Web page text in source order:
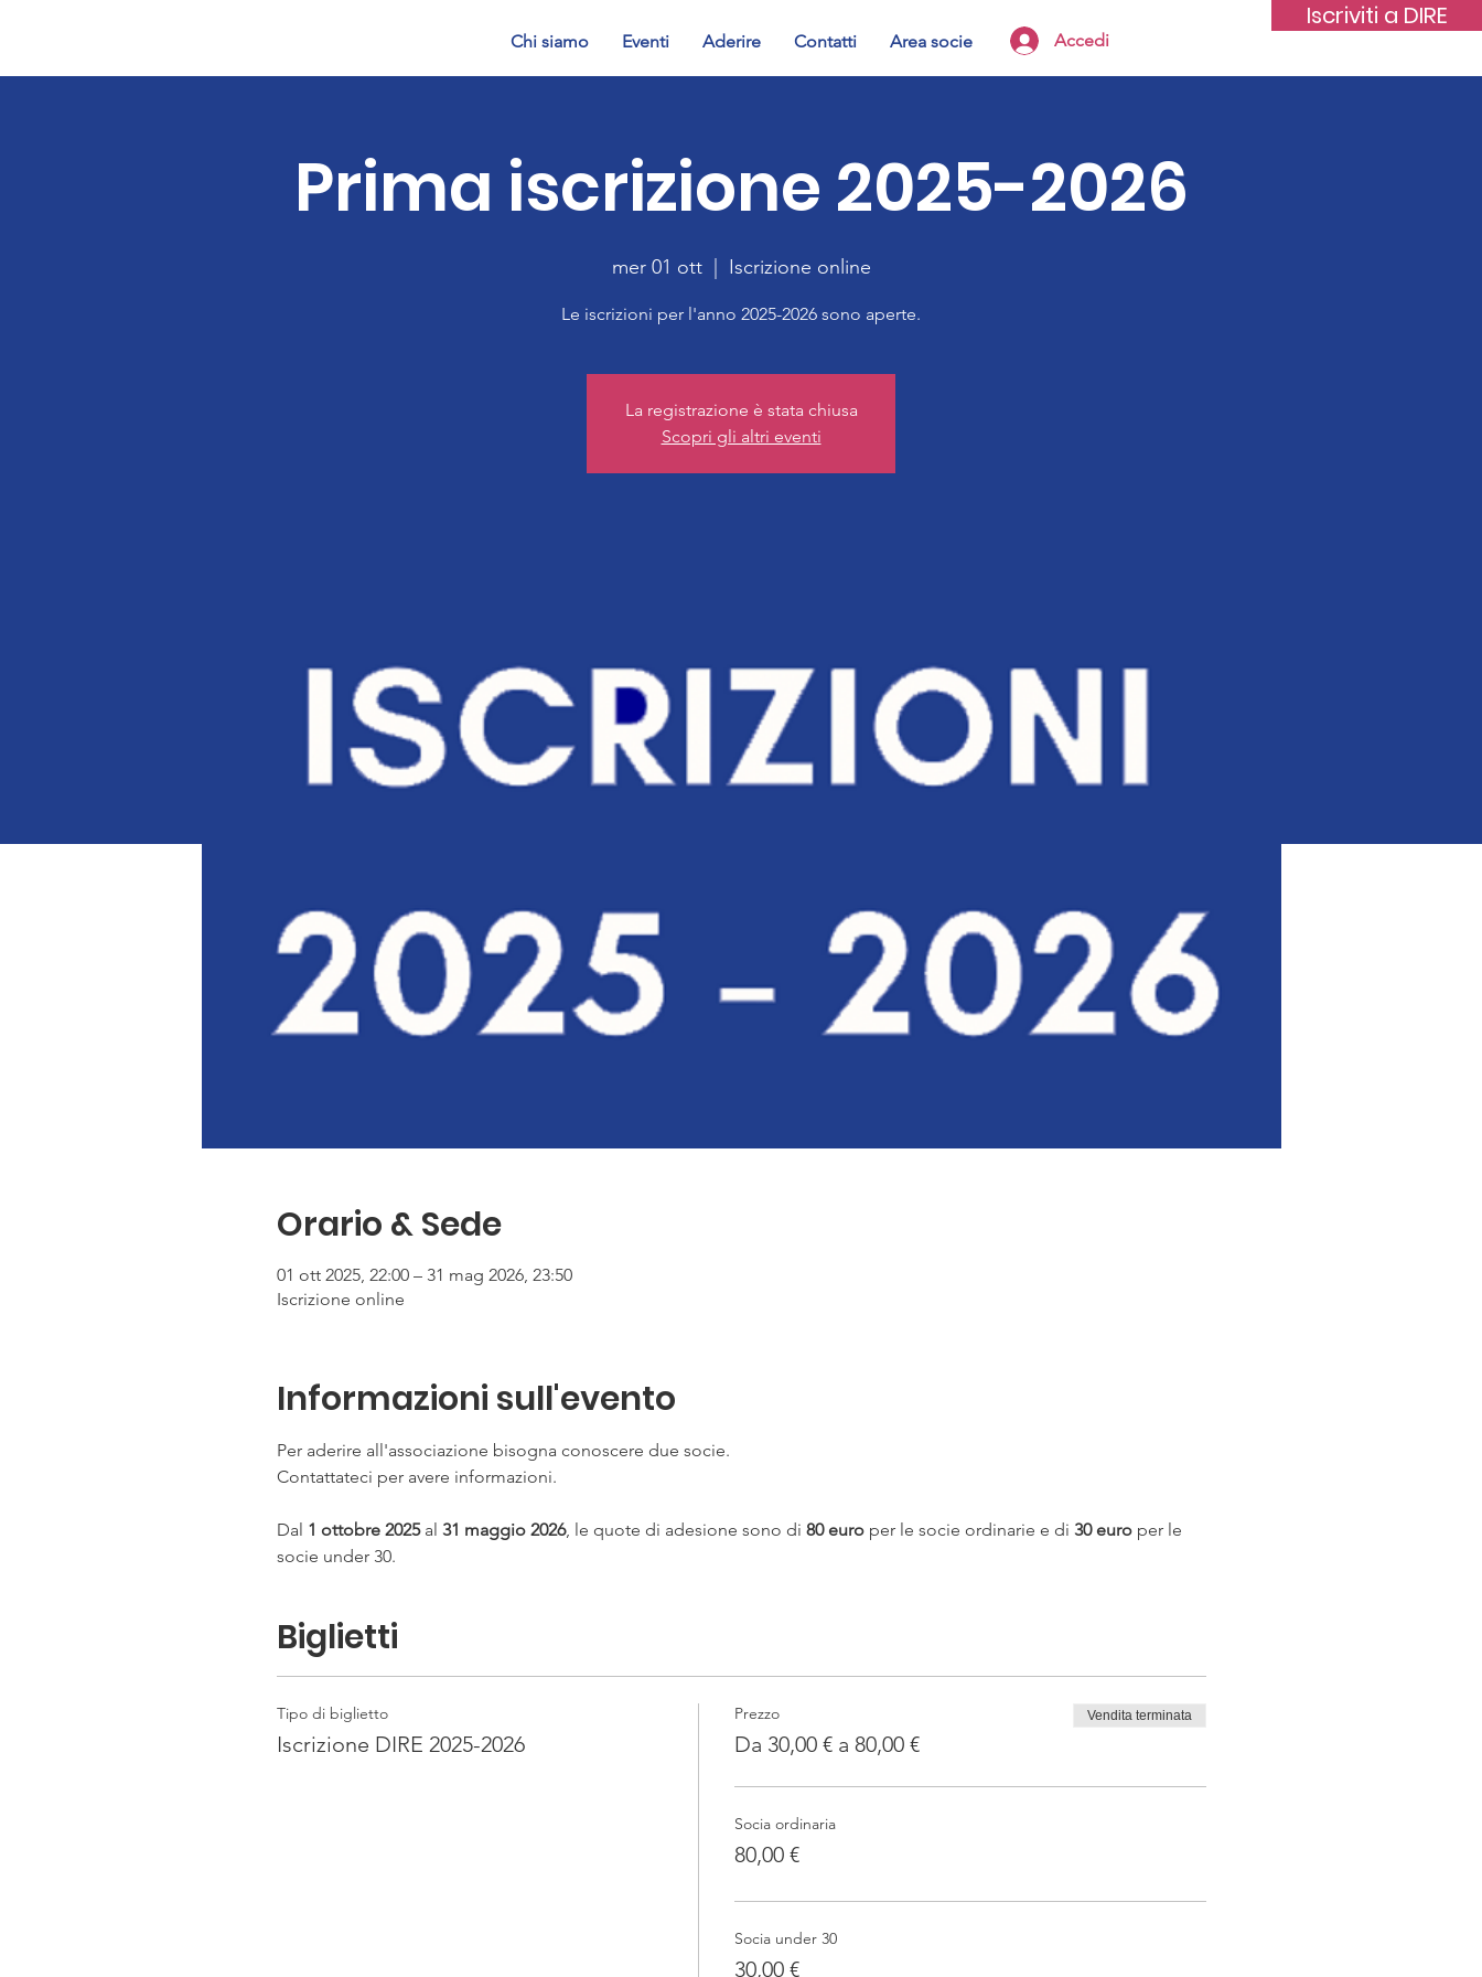
Iscriviti a DIRE
Chi siamo Eventi Aderire Contatti Area socie Accedi
Prima iscrizione 2025-2026
mer 01 ott
  |
Iscrizione online
Le iscrizioni per l'anno 2025-2026 sono aperte.
La registrazione è stata chiusa
Scopri gli altri eventi
Orario & Sede
01 ott 2025, 22:00 – 31 mag 2026, 23:50
Iscrizione online
Informazioni sull'evento
Per aderire all'associazione bisogna conoscere due socie.
Contattateci per avere informazioni.
Dal 1 ottobre 2025 al 31 maggio 2026, le quote di adesione sono di 80 euro per le socie ordinarie e di 30 euro per le
socie under 30.
Biglietti
Tipo di biglietto
Iscrizione DIRE 2025-2026
Prezzo
Da 30,00 € a 80,00 €
Vendita terminata
Socia ordinaria
80,00 €
Socia under 30
30,00 €